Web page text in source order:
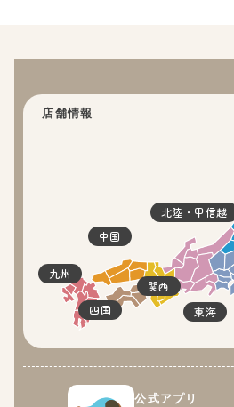
店舗情報
北陸・甲信越
東海
関西
四国
中国
九州
公式アプリ